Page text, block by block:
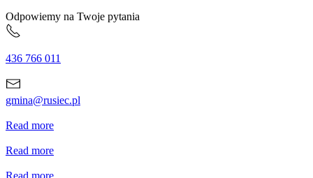
Odpowiemy na Twoje pytania
436 766 011
gmina@rusiec.pl
Read more
Read more